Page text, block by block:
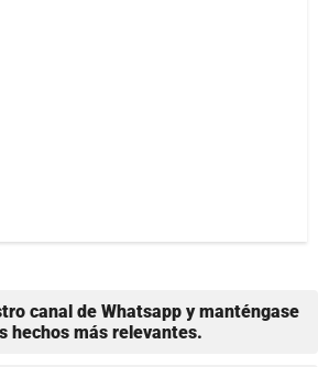
canal de Whatsapp y manténgase
hechos más relevantes.